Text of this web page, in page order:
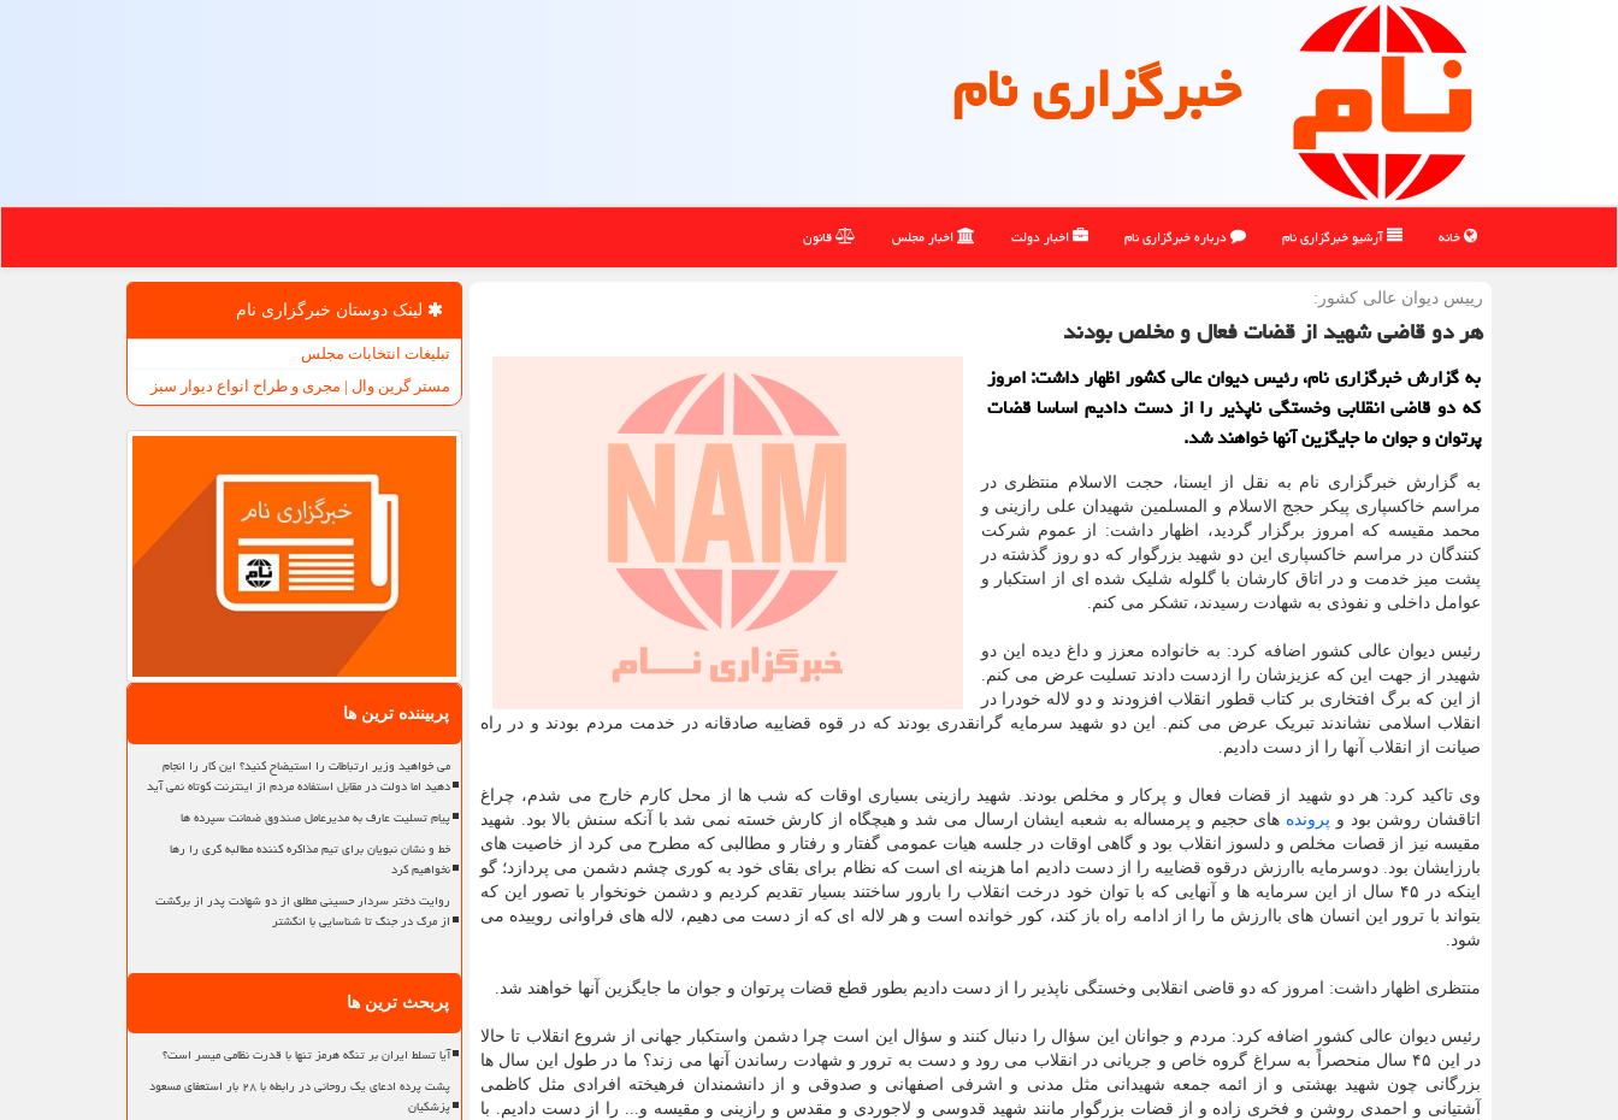
خبرگزاری نام
خانه آرشیو خبرگزاری نام درباره خبرگزاری نام اخبار دولت اخبار مجلس قانون
رییس دیوان عالی كشور:
هر دو قاضی شهید از قضات فعال و مخلص بودند
به گزارش خبرگزاری نام، رئیس دیوان عالی کشور اظهار داشت: امروز
که دو قاضی انقلابی وخستگی ناپذیر را از دست دادیم اساسا قضات
پرتوان و جوان ما جایگزین آنها خواهند شد.
به گزارش خبرگزاری نام به نقل از ایسنا، حجت الاسلام منتظری در
مراسم خاکسپاری پیکر حجج الاسلام و المسلمین شهیدان علی رازینی و
محمد مقیسه که امروز برگزار گردید، اظهار داشت: از عموم شرکت
کنندگان در مراسم خاکسپاری این دو شهید بزرگوار که دو روز گذشته در
پشت میز خدمت و در اتاق کارشان با گلوله شلیک شده ای از استکبار و
عوامل داخلی و نفوذی به شهادت رسیدند، تشکر می کنم.
رئیس دیوان عالی کشور اضافه کرد: به خانواده معزز و داغ دیده این دو
شهیدر از جهت این که عزیزشان را ازدست دادند تسلیت عرض می کنم.
از این که برگ افتخاری بر کتاب قطور انقلاب افزودند و دو لاله خودرا در
انقلاب اسلامی نشاندند تبریک عرض می کنم. این دو شهید سرمایه گرانقدری بودند که در قوه قضاییه صادقانه در خدمت مردم بودند و در راه
صیانت از انقلاب آنها را از دست دادیم.
وی تاکید کرد: هر دو شهید از قضات فعال و پرکار و مخلص بودند. شهید رازینی بسیاری اوقات که شب ها از محل کارم خارج می شدم، چراغ
اتاقشان روشن بود و پرونده های حجیم و پرمساله به شعبه ایشان ارسال می شد و هیچگاه از کارش خسته نمی شد با آنکه سنش بالا بود. شهید
مقیسه نیز از قصات مخلص و دلسوز انقلاب بود و گاهی اوقات در جلسه هیات عمومی گفتار و رفتار و مطالبی که مطرح می کرد از خاصیت های
بارزایشان بود. دوسرمایه باارزش درقوه قضاییه را از دست دادیم اما هزینه ای است که نظام برای بقای خود به کوری چشم دشمن می پردازد؛ گو
اینکه در ۴۵ سال از این سرمایه ها و آنهایی که با توان خود درخت انقلاب را بارور ساختند بسیار تقدیم کردیم و دشمن خونخوار با تصور این که
بتواند با ترور این انسان های باارزش ما را از ادامه راه باز کند، کور خوانده است و هر لاله ای که از دست می دهیم، لاله های فراوانی روییده می
شود.
منتظری اظهار داشت: امروز که دو قاضی انقلابی وخستگی ناپذیر را از دست دادیم بطور قطع قضات پرتوان و جوان ما جایگزین آنها خواهند شد.
رئیس دیوان عالی کشور اضافه کرد: مردم و جوانان این سؤال را دنبال کنند و سؤال این است چرا دشمن واستکبار جهانی از شروع انقلاب تا حالا
در این ۴۵ سال منحصراً به سراغ گروه خاص و جریانی در انقلاب می رود و دست به ترور و شهادت رساندن آنها می زند؟ ما در طول این سال ها
بزرگانی چون شهید بهشتی و از ائمه جمعه شهیدانی مثل مدنی و اشرفی اصفهانی و صدوقی و از دانشمندان فرهیخته افرادی مثل کاظمی
آشتیانی و احمدی روشن و فخری زاده و از قضات بزرگوار مانند شهید قدوسی و لاجوردی و مقدس و رازینی و مقیسه و... را از دست دادیم. با
لینک دوستان خبرگزاری نام
تبلیغات انتخابات مجلس
مستر گرین وال | مجری و طراح انواع دیوار سبز
پربیننده ترین ها
می خواهید وزیر ارتباطات را استیضاح کنید؟ این کار را انجام
دهید اما دولت در مقابل استفاده مردم از اینترنت کوتاه نمی آید
پیام تسلیت عارف به مدیرعامل صندوق ضمانت سپرده ها
خط و نشان نبویان برای تیم مذاکره کننده مطالبه گری را رها
نخواهیم کرد
روایت دختر سردار حسینی مطلق از دو شهادت پدر از برگشت
از مرگ در جنگ تا شناسایی با انگشتر
پربحث ترین ها
آیا تسلط ایران بر تنگه هرمز تنها با قدرت نظامی میسر است؟
پشت پرده ادعای یک روحانی در رابطه با ۲۸ بار استعفای مسعود
پزشکیان